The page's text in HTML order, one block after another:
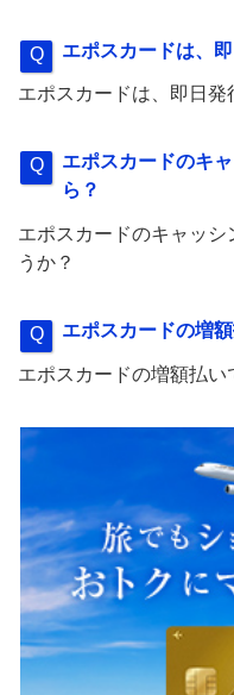
エポスカードは、
エポスカードは、即日発
エポスカードのキ
ら？
エポスカードのキャッシ
うか？
エポスカードの増
エポスカードの増額払い